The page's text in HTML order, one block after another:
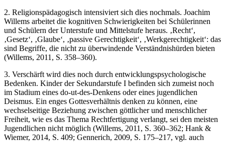
2. Religionspädagogisch intensiviert sich dies nochmals. Joachim
Willems arbeitet die kognitiven Schwierigkeiten bei Schülerinnen
und Schülern der Unterstufe und Mittelstufe heraus. ‚Recht‘,
‚Gesetz‘, ‚Glaube‘, ‚passive Gerechtigkeit‘, ‚Werkgerechtigkeit‘: das
sind Begriffe, die nicht zu überwindende Verständnishürden bieten
(Willems, 2011, S. 358–360).
3. Verschärft wird dies noch durch entwicklungspsychologische
Bedenken. Kinder der Sekundarstufe I befinden sich zumeist noch
im Stadium eines do-ut-des-Denkens oder eines jugendlichen
Deismus. Ein enges Gottesverhältnis denken zu können, eine
wechselseitige Beziehung zwischen göttlicher und menschlicher
Freiheit, wie es das Thema Rechtfertigung verlangt, sei den meisten
Jugendlichen nicht möglich (Willems, 2011, S. 360–362; Hank &
Wiemer, 2014, S. 409; Gennerich, 2009, S. 175–217, vgl. auch